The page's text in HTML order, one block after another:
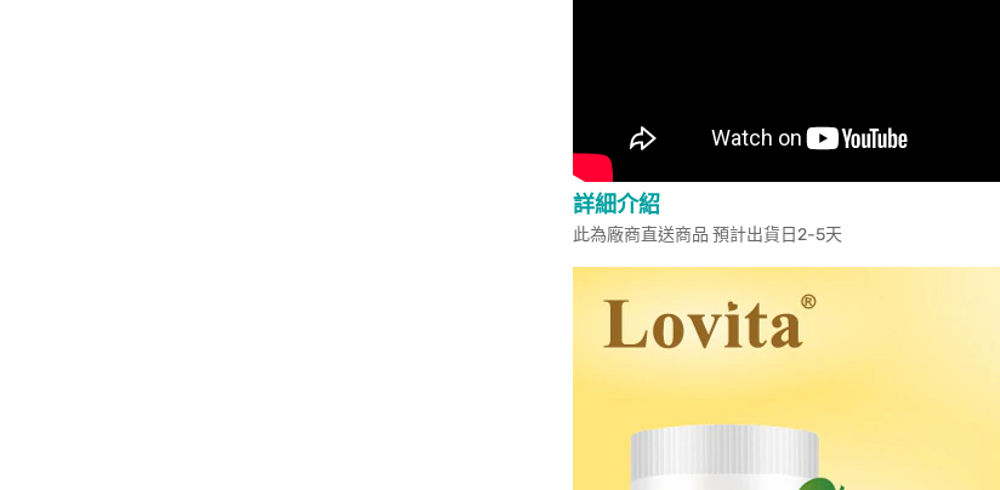
詳細介紹
此為廠商直送商品 預計出貨日2-5天